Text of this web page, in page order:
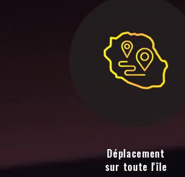
Déplacement
sur toute l'île